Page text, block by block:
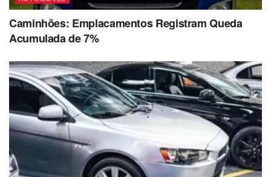
Caminhões: Emplacamentos Registram Queda
Acumulada de 7%